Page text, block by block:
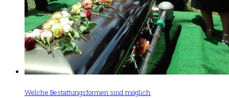
Welche Bestattungsformen sind möglich